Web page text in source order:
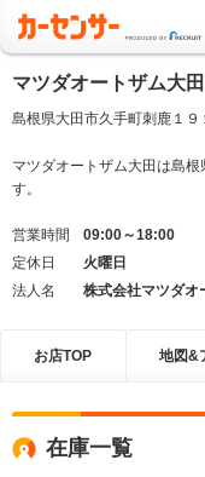
マツダオートザム大
島根県大田市久手町刺鹿１９
マツダオートザム大田は島
す。
営業時間
09:00～18:00
定休日
火曜日
法人名
株式会社マツダオ
お店TOP 地図&
在庫一覧